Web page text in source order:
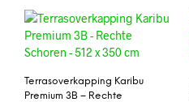
Terrasoverkapping Karibu
Premium 3B – Rechte